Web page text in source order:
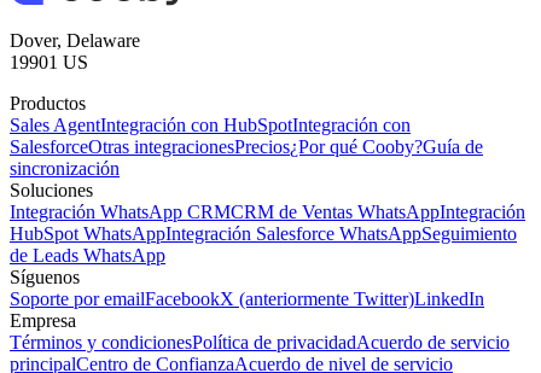
Dover, Delaware
19901 US
Productos
Sales AgentIntegración con HubSpotIntegración con
SalesforceOtras integracionesPrecios¿Por qué Cooby?Guía de
sincronización
Soluciones
Integración WhatsApp CRMCRM de Ventas WhatsAppIntegración
HubSpot WhatsAppIntegración Salesforce WhatsAppSeguimiento
de Leads WhatsApp
Síguenos
Soporte por emailFacebookX (anteriormente Twitter)LinkedIn
Empresa
Términos y condicionesPolítica de privacidadAcuerdo de servicio
principalCentro de ConfianzaAcuerdo de nivel de servicio